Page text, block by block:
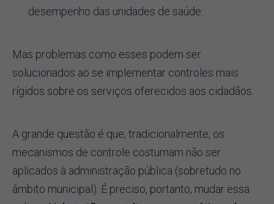
desempenho das unidades de saúde.
Mas problemas como esses podem ser
solucionados ao se implementar controles mais
rígidos sobre os serviços oferecidos aos cidadãos.
A grande questão é que, tradicionalmente, os
mecanismos de controle costumam não ser
aplicados à administração pública (sobretudo no
âmbito municipal). É preciso, portanto, mudar essa